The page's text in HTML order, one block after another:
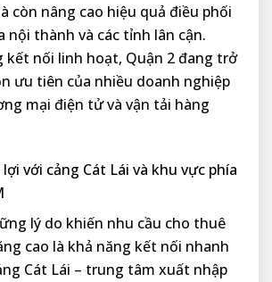
còn nâng cao hiệu quả điều phối
nội thành và các tỉnh lân cận.
kết nối linh hoạt, Quận 2 đang trở
ưu tiên của nhiều doanh nghiệp
mại điện tử và vận tải hàng
với cảng Cát Lái và khu vực phía
lý do khiến nhu cầu cho thuê
cao là khả năng kết nối nhanh
Cát Lái – trung tâm xuất nhập